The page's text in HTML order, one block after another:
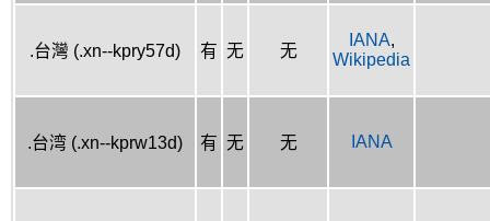
.台灣 (.xn--kpry57d) 有 无 无
IANA,
Wikipedia
.台湾 (.xn--kprw13d) 有 无 无 IANA